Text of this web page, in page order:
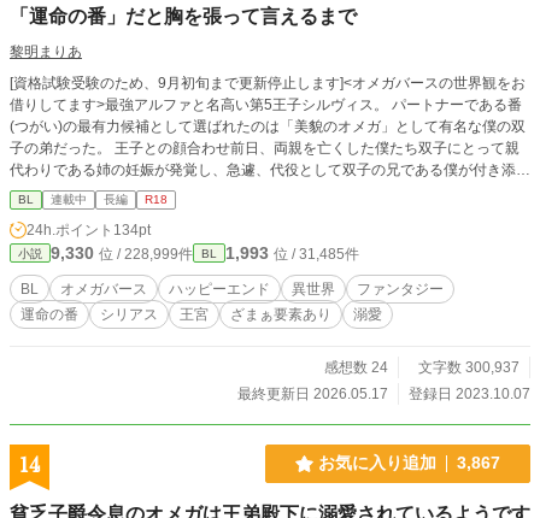
「運命の番」だと胸を張って言えるまで
黎明まりあ
[資格試験受験のため、9月初旬まで更新停止します]<オメガバースの世界観をお
借りしてます>最強アルファと名高い第5王子シルヴィス。 パートナーである番
(つがい)の最有力候補として選ばれたのは「美貌のオメガ」として有名な僕の双
子の弟だった。 王子との顔合わせ前日、両親を亡くした僕たち双子にとって親
代わりである姉の妊娠が発覚し、急遽、代役として双子の兄である僕が付き添う
ことに。 顔合わせ当日、王子に目を向けた瞬間、僕の全身が熱くなり…気がつ
いた時には、弟ではなくなぜか僕がシルヴィス王子に抱きしめられ、こう呟かれ
ていた。「見つけた、オレの運命」 周囲の騒めきと弟の絶叫…その後の首筋へ
の激痛。 自分では全く予想しなかった「運命の番(つがい)」に振り回され、抵抗
し、流され、享受(きょうじゅ)するまでの僕の物語。 #ストックなしで書いてい
るため、見直して不自然な表現は、随時修正します #設定上、暴力、差別表現
は、予告なしに入ります #18シーンにはタイトルに※入れます #ムーンライトノ
AI校正機能を使用したり、しなかったりしております→この作品は136話から使
用しておりますが、それ以前の話や加筆修正した場合、AI校正をかけずにupす
どでは、一切AIを使用しておりません) #この作品の無断転載・無断複製・AI学習
への利用はご遠慮ください
BL 連載中 長編 R18
24h.ポイント 134pt
小説 9,330 位 / 228,999件 BL 1,993 位 / 31,485件
BL オメガバース ハッピーエンド 異世界
ファンタジー
運命の番
シリアス 王宮 ざまぁ要素あり 溺愛
感想数 24
文字数 300,937
最終更新日 2026.05.17
登録日 2023.10.07
14 お気に入り追加 3,867
貧乏子爵令息のオメガは王弟殿下に溺愛されているようです